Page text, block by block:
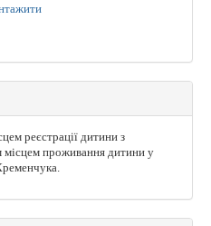
реєстрації дитини з
місцем проживання дитини у